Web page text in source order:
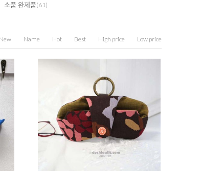
소품 완제품(61)
New Name Hot Best High price Low price